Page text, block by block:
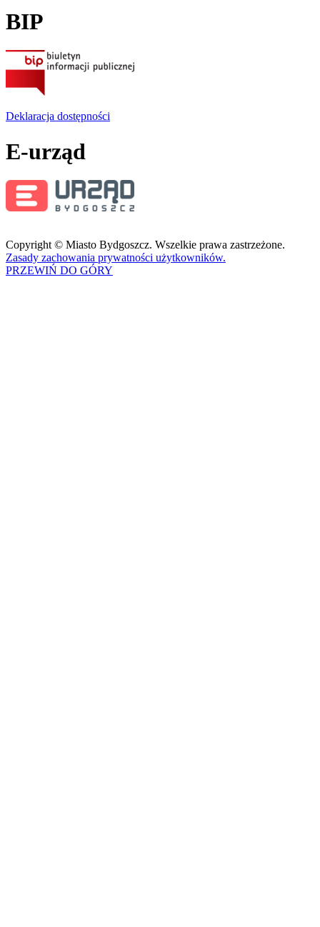
BIP
Deklaracja dostępności
E-urząd
Copyright © Miasto Bydgoszcz. Wszelkie prawa zastrzeżone.
Zasady zachowania prywatności użytkowników.
PRZEWIŃ DO GÓRY